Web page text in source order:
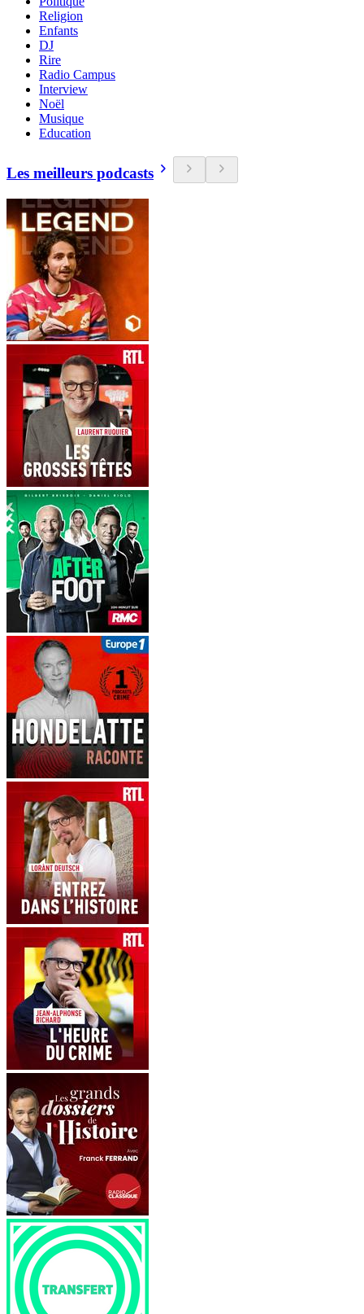
Religion
Enfants
DJ
Rire
Radio Campus
Interview
Noël
Musique
Education
Les meilleurs podcasts